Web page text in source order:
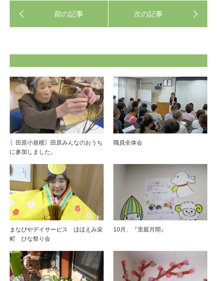
〖田原小規模〗田原みんなのおうち
に参加しました。
職員全体会
まなびやデイサービス ほほえみ栄
町 ひな祭り会
10月、『里親月間』